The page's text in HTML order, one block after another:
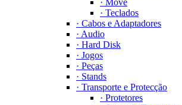
· Move
· Teclados
· Cabos e Adaptadores
· Audio
· Hard Disk
· Jogos
· Peças
· Stands
· Transporte e Protecção
· Protetores